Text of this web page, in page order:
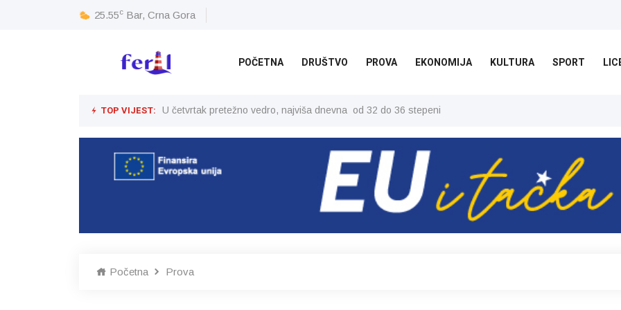
25.55c Bar, Crna Gora
POČETNA DRUŠTVO PROVA EKONOMIJA KULTURA SPORT
TOP VIJEST: U četvrtak pretežno vedro, najviša dnevna od 32 do 36 stepeni
Početna Prova